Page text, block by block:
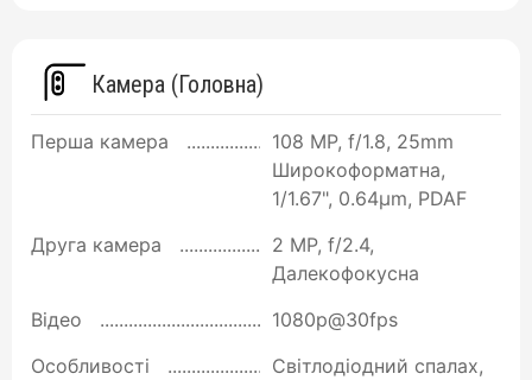
Камера (Головна)
Перша камера
108 MP, f/1.8, 25mm
Широкоформатна,
1/1.67", 0.64µm, PDAF
Друга камера
2 MP, f/2.4,
Далекофокусна
Відео
1080p@30fps
Особливості
Світлодіодний спалах,